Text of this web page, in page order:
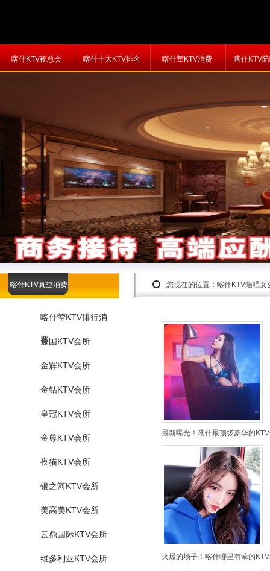
喀什KTV夜总会 喀什十大KTV排名 喀什荤KTV消费 喀什KTV
您现在的位置： 喀什KTV陪唱女
喀什KTV真空消费
喀什荤KTV排行消
费
曼国KTV会所
金辉KTV会所
金钻KTV会所
皇冠KTV会所
金尊KTV会所
夜猫KTV会所
银之河KTV会所
美高美KTV会所
云鼎国际KTV会所
维多利亚KTV会所
最新曝光！喀什最顶级豪华的
火爆的场子！喀什哪里有荤的